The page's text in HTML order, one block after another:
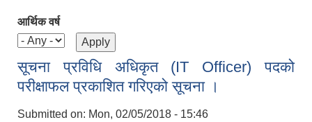
आर्थिक वर्ष
सूचना प्रविधि अधिकृत (IT Officer) पदको
परीक्षाफल प्रकाशित गरिएको सूचना ।
Submitted on: Mon, 02/05/2018 - 15:46